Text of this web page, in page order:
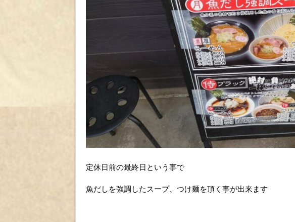
定休日前の最終日という事で
魚だしを強調したスープ、つけ麺を頂く事が出来ます